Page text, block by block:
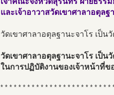
และเจ้าอาวาสวัดเขาศาลาอตุลฐ
วัดเขาศาลาอตุลฐานะจาโร เป็
วัดเขาศาลาอตุลฐานะจาโร เป็
ในการปฏิบัติงานของเจ้าหน้าที่
* * * * * * * * * * * * * * * * * * * * * * * * *